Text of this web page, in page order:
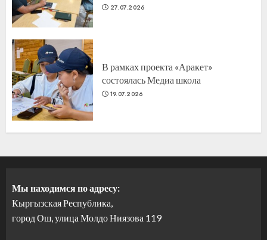
27.07.2026
В рамках проекта «Аракет»
состоялась Медиа школа
19.07.2026
Мы находимся по адресу:
Кыргызская Республика,
город Ош, улица Молдо Ниязова 119